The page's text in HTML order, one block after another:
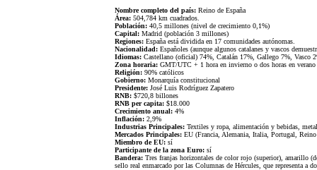
Nombre completo del país: Reino de España
Área: 504,784 km cuadrados.
Población: 40,5 millones (nivel de crecimiento 0,1%)
Capital: Madrid (población 3 millones)
Regiones: España está dividida en 17 comunidades autónomas.
Nacionalidad: Españoles (aunque algunos catalanes y vascos
Idiomas: Castellano (oficial) 74%, Catalán 17%, Gallego 7%, Vasco
Zona horaria: GMT/UTC + 1 hora en invierno o dos horas en
Religión: 90% católicos
Gobierno: Monarquía constitucional
Presidente: José Luis Rodríguez Zapatero
RNB: $720,8 billones
RNB per capita: $18.000
Crecimiento anual: 4%
Inflación: 2,9%
Industrias Principales: Textiles y ropa, alimentación y bebidas,
Mercados Principales: EU (Francia, Alemania, Italia, Portugal,
Miembro de EU: sí
Participante de la zona Euro: sí
Bandera: Tres franjas horizontales de color rojo (superior), amarillo
sello real enmarcado por las Columnas de Hércules, que representa a